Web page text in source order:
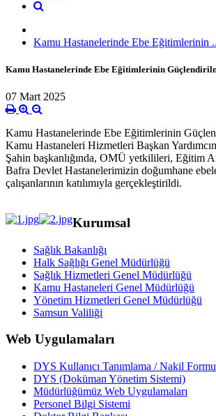
Kamu Hastanelerinde Ebe Eğitimlerinin
Kamu Hastanelerinde Ebe Eğitimlerinin
07 Mart 2025
Kamu Hastanelerinde Ebe Eğitimlerinin
Kamu Hastaneleri Hizmetleri Başkan
Şahin başkanlığında, OMÜ yetkilileri, Eğitim
Bafra Devlet Hastanelerimizin doğumhane
çalışanlarının katılımıyla gerçekleştirildi.
Kurumsal
Sağlık Bakanlığı
Halk Sağlığı Genel Müdürlüğü
Sağlık Hizmetleri Genel Müdürlüğü
Kamu Hastaneleri Genel Müdürlüğü
Yönetim Hizmetleri Genel Müdürlüğü
Samsun Valiliği
Web Uygulamaları
DYS Kullanıcı Tanımlama / Nakil Formu
DYS (Doküman Yönetim Sistemi)
Müdürlüğümüz Web Uygulamaları
Personel Bilgi Sistemi